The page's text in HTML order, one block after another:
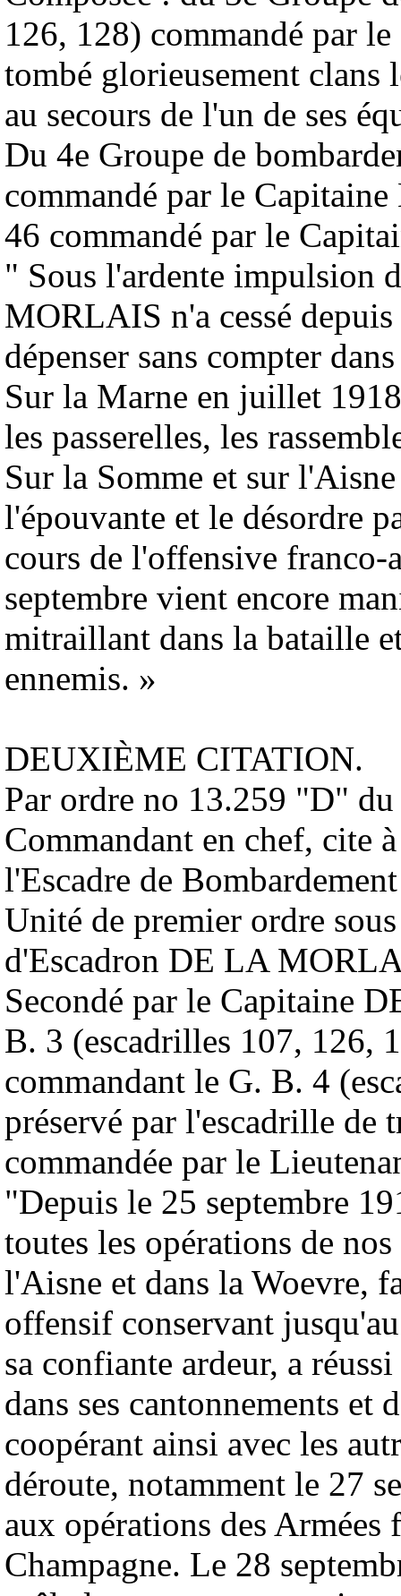
126, 128) commandé par
tombé glorieusement clans
au secours de l'un de ses
Du 4e Groupe de
commandé par le
46 commandé par le
" Sous l'ardente impulsion
MORLAIS n'a cessé
dépenser sans compter
Sur la Marne en juillet
les passerelles, les
Sur la Somme et sur
l'épouvante et le désordre
cours de l'offensive
septembre vient encore
mitraillant dans la bataille
ennemis. »
DEUXIÈME CITATION.
Par ordre no 13.259 "D"
Commandant en chef, cite
l'Escadre de
Unité de premier ordre
d'Escadron DE LA
Secondé par le Capitaine
B. 3 (escadrilles 107, 126,
commandant le G. B. 4
préservé par l'escadrille de
commandée par le
"Depuis le 25 septembre
toutes les opérations de
l'Aisne et dans la Woevre,
offensif conservant
sa confiante ardeur, a
dans ses cantonnements et
coopérant ainsi avec les
déroute, notamment le 27
aux opérations des Armées
Champagne. Le 28